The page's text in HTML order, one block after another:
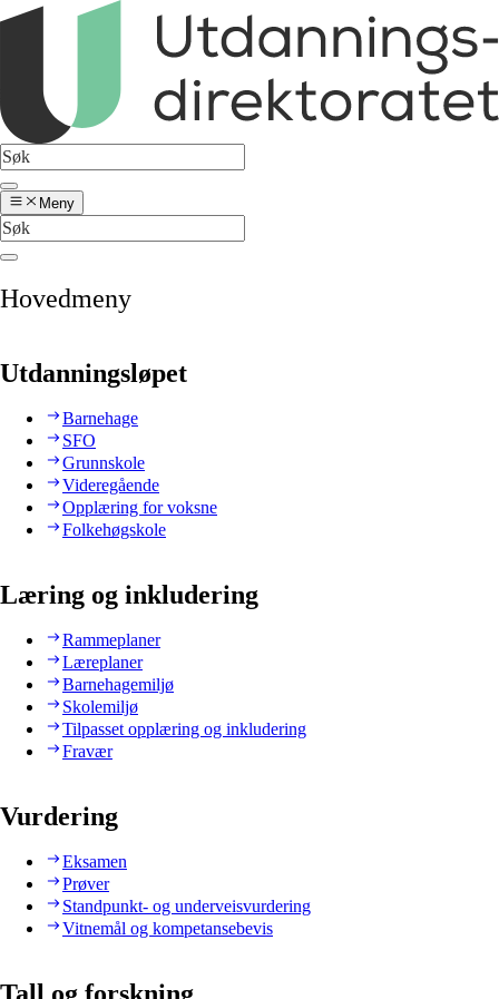
Meny
Hovedmeny
Utdanningsløpet
Barnehage
SFO
Grunnskole
Videregående
Opplæring for voksne
Folkehøgskole
Læring og inkludering
Rammeplaner
Læreplaner
Barnehagemiljø
Skolemiljø
Tilpasset opplæring og inkludering
Fravær
Vurdering
Eksamen
Prøver
Standpunkt- og underveisvurdering
Vitnemål og kompetansebevis
Tall og forskning